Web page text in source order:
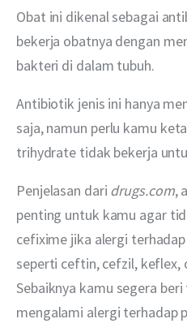
Obat ini dikenal sebagai
bekerja obatnya dengan
bakteri di dalam tubuh.
Antibiotik jenis ini hanya
saja, namun perlu kamu
trihydrate tidak bekerja
Penjelasan dari drugs.com,
penting untuk kamu agar
cefixime jika alergi
seperti ceftin, cefzil, keflex,
Sebaiknya kamu segera
mengalami alergi terhadap